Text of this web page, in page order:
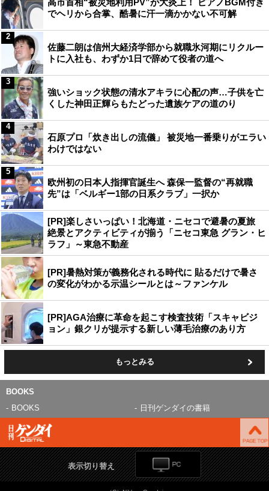
高市首相“被災地利用PV”が大炎上！ ピアノBGM付き
でヘリから合掌、酷暑に汗一滴かかない不可解
佐藤二朗は信州大経済学部から就職氷河期にリクルー
トに入社も、わずか1日で辞めて役者の道へ
2
強いショック状態の清水アキラに心配の声…子供を亡
くした神田正輝らもたどった遺族ケアの道のり
3
石原プロ「炊き出しの流儀」 被災地一番乗りがエラい
わけではない
4
欧州初の日本人指揮官誕生へ 森保一監督の“再就職
先”は「ベルギー1部の日系クラブ」一択か
5
[PR]楽しさいっぱい！北海道・ニセコで避暑の夏旅
絶景とアクティビティが揃う「ニセコ東急 グラン・ヒ
ラフ」～東急不動産
[PR]暑熱対策が義務化される時代に 貼るだけで暑さ
の変化がわかる示温シールとは～ファンケル
[PR]AGA治療に革命を起こす検査技術「スキャビジ
ョン」銀クリが提示する新しい薄毛治療のあり方
もっとみる
BOOKS
BOOKS
日刊ゲンダイの書籍
表示切り替え